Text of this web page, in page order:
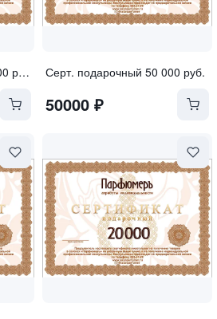
Серт. подарочный 100 000 руб. Серт. подарочный 50 000 руб.
50000₽